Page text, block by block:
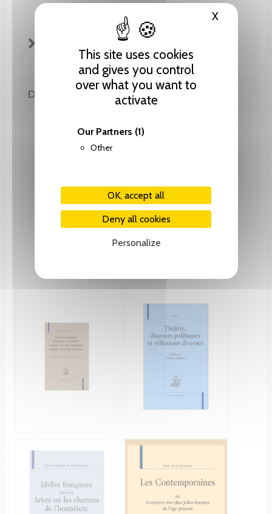
This site uses cookies
and gives you control
over what you want to
activate
Our Partners (1)
Other
OK, accept all
Deny all cookies
Personalize
XHide
FICHE TECHNIQUE
DE LA MÊME COLLECTION